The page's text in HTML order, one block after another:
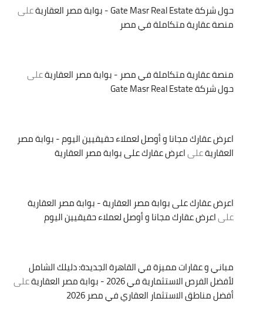
حول شركة Gate Masr Real Estate - بوابة مصر العقارية
على
منصة عقارية متكاملة في مصر
منصة عقارية متكاملة في مصر - بوابة مصر العقاريةعلى
حول شركة Gate Masr Real Estate
اعرض عقارك مجانا و أوصل لعملاء حقيقيين اليوم - بوابة مصر
العقاريةعلىاعرض عقارك على بوابة مصر العقارية
اعرض عقارك على بوابة مصر العقارية - بوابة مصر العقارية
علىاعرض عقارك مجانا و أوصل لعملاء حقيقيين اليوم
مباني و عقارات مميزة في القاهرة الجديدة: دليلك الشامل
لأفضل الفرص الاستثمارية في 2026 - بوابة مصر العقارية
على
أفضل مناطق الاستثمار العقاري في مصر 2026